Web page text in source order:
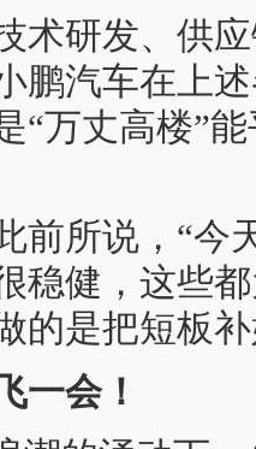
研发、供应
鹏汽车在上
“万丈高楼”
所说，“今
稳健，这些
的是把短板
一会！